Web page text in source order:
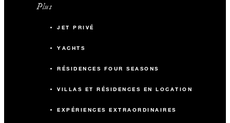
Plus
JET PRIVÉ
YACHTS
RÉSIDENCES FOUR SEASONS
VILLAS ET RÉSIDENCES EN LOCATION
EXPÉRIENCES EXTRAORDINAIRES